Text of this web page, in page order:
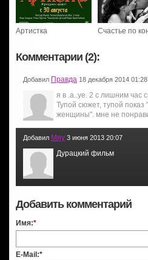
Артистка Счастье по
Комментарии (2):
Добавил Правда 18 декабря 2014 01:28
я в .а..уе. 2 с лишним час
Тупой сюжет, тупой показ
женщины". мне не
Добавил Мяу 3 июня 2013 20:07
Дурацкий фильм
Добавить комментарий
Имя:*
E-Mail:*